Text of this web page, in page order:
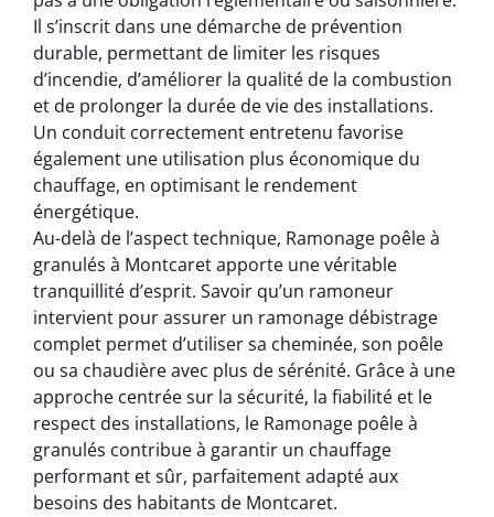
Il s’inscrit dans une démarche de prévention
durable, permettant de limiter les risques
d’incendie, d’améliorer la qualité de la combustion
et de prolonger la durée de vie des installations.
Un conduit correctement entretenu favorise
également une utilisation plus économique du
chauffage, en optimisant le rendement
énergétique.
Au-delà de l’aspect technique, Ramonage poêle à
granulés à Montcaret apporte une véritable
tranquillité d’esprit. Savoir qu’un ramoneur
intervient pour assurer un ramonage débistrage
complet permet d’utiliser sa cheminée, son poêle
ou sa chaudière avec plus de sérénité. Grâce à une
approche centrée sur la sécurité, la fiabilité et le
respect des installations, le Ramonage poêle à
granulés contribue à garantir un chauffage
performant et sûr, parfaitement adapté aux
besoins des habitants de Montcaret.